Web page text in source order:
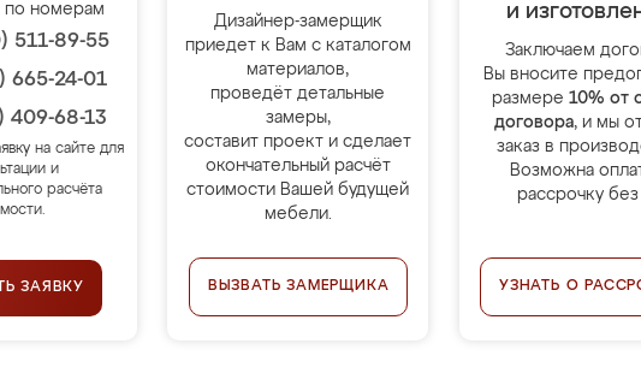
по номерам
511-89-55
665-24-01
409-68-13
на сайте для
и
расчёта
ЗАЯВКУ
Дизайнер-замерщик
приедет к Вам с каталогом
материалов,
проведёт детальные
замеры,
составит проект и сделает
окончательный расчёт
стоимости Вашей будущей
мебели.
ВЫЗВАТЬ ЗАМЕРЩИКА
и
Заключаем
Вы вносите
размере 10% от
договора, и мы
заказ в
Возможна
рассрочку без
УЗНАТЬ О